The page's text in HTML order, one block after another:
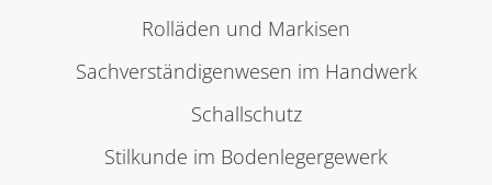
Rolläden und Markisen
Sachverständigenwesen im Handwerk
Schallschutz
Stilkunde im Bodenlegergewerk